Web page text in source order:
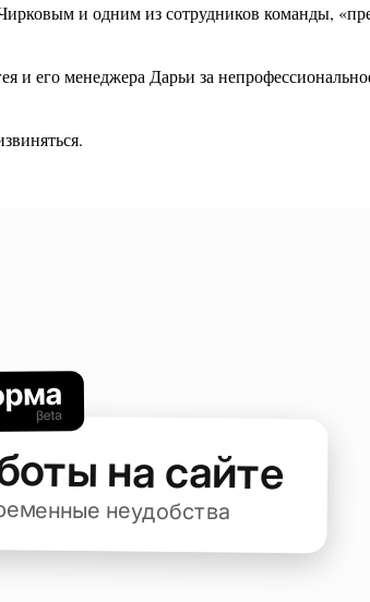
и одним из сотрудников команды,
и его менеджера Дарьи за